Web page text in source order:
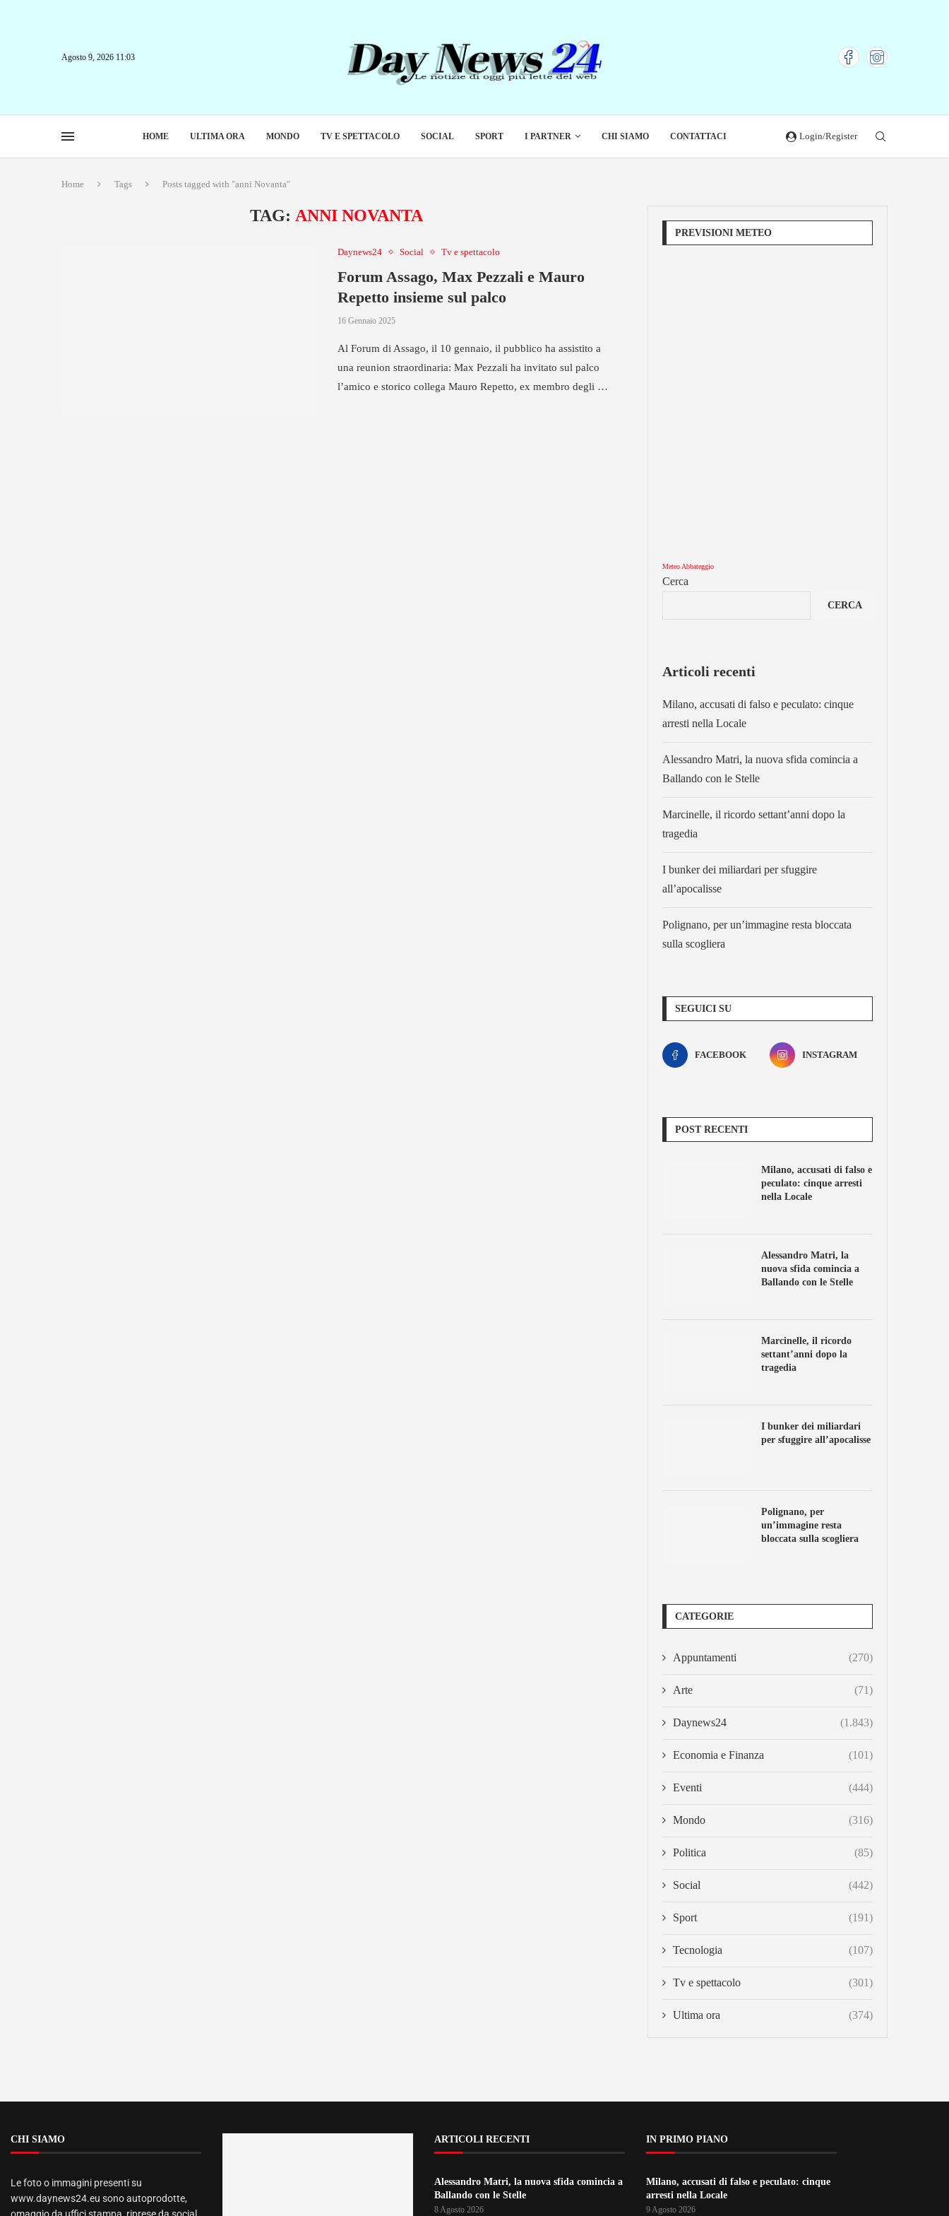
Agosto 9, 2026 11:03
HOME ULTIMA ORA MONDO TV E SPETTACOLO SOCIAL SPORT I PARTNER CHI SIAMO CONTATTACI Login/Register
Home Tags Posts tagged with "anni Novanta"
TAG: ANNI NOVANTA
Daynews24 Social Tv e spettacolo
Forum Assago, Max Pezzali e Mauro
Repetto insieme sul palco
16 Gennaio 2025
Al Forum di Assago, il 10 gennaio, il pubblico ha assistito a
una reunion straordinaria: Max Pezzali ha invitato sul palco
l’amico e storico collega Mauro Repetto, ex membro degli …
PREVISIONI METEO
Meteo Abbateggio
Cerca
CERCA
Articoli recenti
Milano, accusati di falso e peculato: cinque
arresti nella Locale
Alessandro Matri, la nuova sfida comincia a
Ballando con le Stelle
Marcinelle, il ricordo settant’anni dopo la
tragedia
I bunker dei miliardari per sfuggire
all’apocalisse
Polignano, per un’immagine resta bloccata
sulla scogliera
SEGUICI SU
FACEBOOK INSTAGRAM
POST RECENTI
Milano, accusati di falso e
peculato: cinque arresti
nella Locale
Alessandro Matri, la
nuova sfida comincia a
Ballando con le Stelle
Marcinelle, il ricordo
settant’anni dopo la
tragedia
I bunker dei miliardari
per sfuggire all’apocalisse
Polignano, per
un’immagine resta
bloccata sulla scogliera
CATEGORIE
Appuntamenti (270)
Arte (71)
Daynews24 (1.843)
Economia e Finanza (101)
Eventi (444)
Mondo (316)
Politica (85)
Social (442)
Sport (191)
Tecnologia (107)
Tv e spettacolo (301)
Ultima ora (374)
CHI SIAMO
Le foto o immagini presenti su
www.daynews24.eu sono autoprodotte,
ARTICOLI RECENTI
Alessandro Matri, la nuova sfida comincia a
Ballando con le Stelle
8 Agosto 2026
IN PRIMO PIANO
Milano, accusati di falso e peculato: cinque
arresti nella Locale
9 Agosto 2026